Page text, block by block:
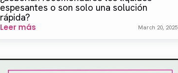
espesantes o son solo una solución
rápida?
Leer más March 20, 2025